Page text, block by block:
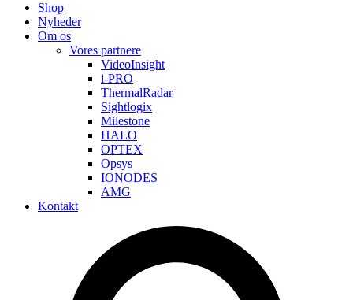
Shop
Nyheder
Om os
Vores partnere
VideoInsight
i-PRO
ThermalRadar
Sightlogix
Milestone
HALO
OPTEX
Opsys
IONODES
AMG
Kontakt